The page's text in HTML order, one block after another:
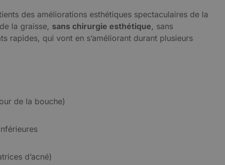
des améliorations esthétiques spectaculaires de la
la graisse, sans chirurgie esthétique, sans
rapides, qui vont en s’améliorant durant plusieurs
de la bouche)
d’acné)